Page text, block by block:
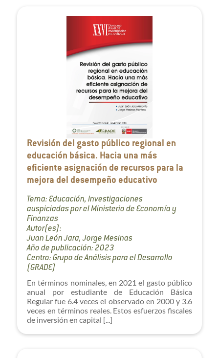
Revisión del gasto público regional en
educación básica. Hacia una más
eficiente asignación de recursos para la
mejora del desempeño educativo
Tema: Educación, Investigaciones
auspiciadas por el Ministerio de Economía y
Finanzas
Autor(es):
Juan León Jara, Jorge Mesinas
Año de publicación: 2023
Centro: Grupo de Análisis para el Desarrollo
(GRADE)
En términos nominales, en 2021 el gasto público
anual por estudiante de Educación Básica
Regular fue 6.4 veces el observado en 2000 y 3.6
veces en términos reales. Estos esfuerzos fiscales
de inversión en capital [...]